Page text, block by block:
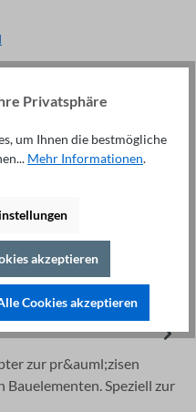
zur pr&auml;zisen
Speziell zur
Privatsphäre
um Ihnen die bestmögliche
Mehr Informationen.
akzeptieren
Cookies akzeptieren